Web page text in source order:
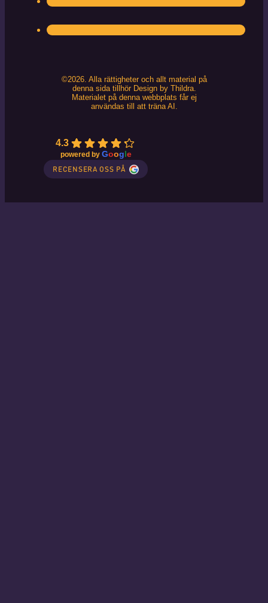
©2026. Alla rättigheter och allt material på
denna sida tillhör Design by Thildra.
Materialet på denna webbplats får ej
användas till att träna AI.
4.3
powered by Google
RECENSERA OSS PÅ